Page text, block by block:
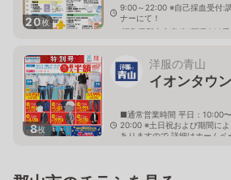
20枚
9:00～22:00 ※自己採血受付:
ナーにて！
福島県郡山市安積4丁目203番
8枚
洋服の青山
イオンタウ
■通常営業時間 平日：10:00
20:00 ※土日祝および期間に
ありますので 詳細はホームペ